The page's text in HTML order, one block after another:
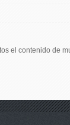
el contenido de